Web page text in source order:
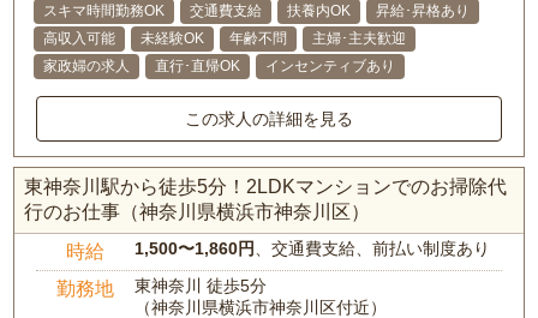
スキマ時間勤務OK 交通費支給 扶養内OK
昇給･昇格あり
高収入可能
未経験OK 年齢不問
主婦･主夫歓迎
家政婦の求人
直行･直帰OK インセンティブあり
この求人の詳細を見る
東神奈川駅から徒歩5分！2LDKマンションでのお掃除代
行のお仕事（神奈川県横浜市神奈川区）
時給 1,500〜1,860円 、交通費支給、前払い制度あり
勤務地
東神奈川 徒歩5分
（神奈川県横浜市神奈川区付近）